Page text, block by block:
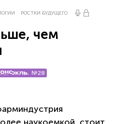
РОСТКИ БУДУЩЕГО
чем
№28